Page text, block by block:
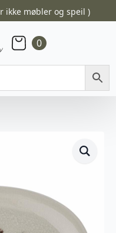
ikke møbler og speil )
0